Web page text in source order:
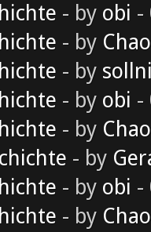
- by obi -
- by
- by
- by obi -
- by
- by
- by obi -
- by